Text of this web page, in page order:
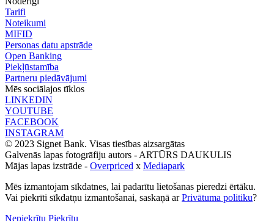
Tarifi
Noteikumi
MIFID
Personas datu apstrāde
Open Banking
Piekļūstamība
Partneru piedāvājumi
Mēs sociālajos tīklos
LINKEDIN
YOUTUBE
FACEBOOK
INSTAGRAM
© 2023 Signet Bank. Visas tiesības aizsargātas
Galvenās lapas fotogrāfiju autors - ARTŪRS DAUKULIS
Mājas lapas izstrāde - Overpriced x Mediapark
Mēs izmantojam sīkdatnes, lai padarītu lietošanas pieredzi ērtāku.
Vai piekrīti sīkdatņu izmantošanai, saskaņā arPrivātuma politiku?
Nepiekrītu Piekrītu